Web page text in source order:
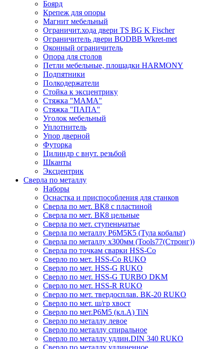
Боярд
Крепеж для опоры
Магнит мебельный
Ограничит.хода двери TS BG K Fischer
Ограничитель двери BODBB Wkret-met
Оконный ограничитель
Опора для столов
Петли мебельные, площадки HARMONY
Подпятники
Полкодержатели
Стойка к эксцентрику
Стяжка "МАМА"
Стяжка "ПАПА"
Уголок мебельный
Уплотнитель
Упор дверной
Футорка
Цилиндр с внут. резьбой
Шканты
Эксцентрик
Сверла по металлу
Наборы
Оснастка и приспособления для станков
Сверла по мет. ВК8 с пластиной
Сверла по мет. ВК8 цельные
Сверла по мет. ступеньчатые
Сверла по металлу Р6М5К5 (Тула кобальт)
Сверла по металлу х300мм (Tools77(Стронг))
Сверла по точкам сварки HSS-Co
Сверло по мет. HSS-Co RUKO
Сверло по мет. HSS-G RUKO
Сверло по мет. HSS-G TURBO DKM
Сверло по мет. HSS-R RUKO
Сверло по мет. твердосплав. ВК-20 RUKO
Сверло по мет. ш/гр хвост
Сверло по мет.Р6М5 (кл.А) TiN
Сверло по металлу левое
Сверло по металлу спиральное
Сверло по металлу удлин.DIN 340 RUKO
Сверло по металлу удлиненное